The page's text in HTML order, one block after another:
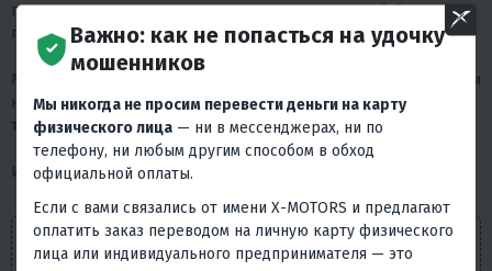
предоставляется возможность отправки запчастей. Также
предлагаются услуги кредита и рассрочки.
Модель комплектуется двигателями 49, 125, 130, 150 куб.см. При
наличии маркировки 49куб.см, постановка на учет не
требуется.
И многое другое, чего не встретить на аналогичной технике!
Внешний вид товара, его комплектация и
характеристики могут изменяться производителем без
Важно: как не попасться на удочку
мошенников
Мы никогда не просим перевести деньги на карту
физического лица — ни в мессенджерах, ни по
телефону, ни любым другим способом в обход
официальной оплаты.
Если с вами связались от имени X-MOTORS и предлагают
оплатить заказ переводом на личную карту физического
лица или индивидуального предпринимателя — это